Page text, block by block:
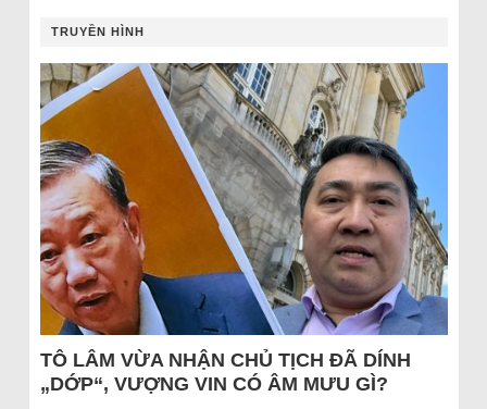
TRUYỀN HÌNH
TÔ LÂM VỪA NHẬN CHỦ TỊCH ĐÃ DÍNH
„DỚP“, VƯỢNG VIN CÓ ÂM MƯU GÌ?